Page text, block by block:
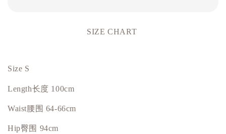
SIZE CHART
Size S
Length长度 100cm
Waist腰围 64-66cm
Hip臀围 94cm